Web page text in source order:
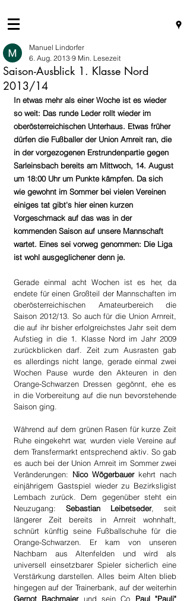
Saison-Ausblick 1. Klasse Nord
2013/14
Manuel Lindorfer
6. Aug. 2013 9 Min. Lesezeit
In etwas mehr als einer Woche ist es wieder
so weit: Das runde Leder rollt wieder im
oberösterreichischen Unterhaus. Etwas früher
dürfen die Fußballer der Union Arnreit ran, die
in der vorgezogenen Erstrundenpartie gegen
Sarleinsbach bereits am Mittwoch, 14. August
um 18:00 Uhr um Punkte kämpfen. Da sich
wie gewohnt im Sommer bei vielen Vereinen
einiges tat gibt's hier einen kurzen
Vorgeschmack auf das was in der
kommenden Saison auf unsere Mannschaft
wartet. Eines sei vorweg genommen: Die Liga
ist wohl ausgeglichener denn je.
Gerade einmal acht Wochen ist es her, da
endete für einen Großteil der Mannschaften im
oberösterreichischen Amateurbereich die
Saison 2012/13. So auch für die Union Arnreit,
die auf ihr bisher erfolgreichstes Jahr seit dem
Aufstieg in die 1. Klasse Nord im Jahr 2009
zurückblicken darf. Zeit zum Ausrasten gab
es allerdings nicht lange, gerade einmal zwei
Wochen Pause wurde den Akteuren in den
Orange-Schwarzen Dressen gegönnt, ehe es
in die Vorbereitung auf die nun bevorstehende
Saison ging.
Während auf dem grünen Rasen für kurze Zeit
Ruhe eingekehrt war, wurden viele Vereine auf
dem Transfermarkt entsprechend aktiv. So gab
es auch bei der Union Arnreit im Sommer zwei
Veränderungen: Nico Wögerbauer kehrt nach
einjährigem Gastspiel wieder zu Bezirksligist
Lembach zurück. Dem gegenüber steht ein
Neuzugang: Sebastian Leibetseder, seit
längerer Zeit bereits in Arnreit wohnhaft,
schnürt künftig seine Fußballschuhe für die
Orange-Schwarzen. Er kam von unseren
Nachbarn aus Altenfelden und wird als
universell einsetzbarer Spieler sicherlich eine
Verstärkung darstellen. Alles beim Alten blieb
Gernot Bachmaier und sein Co Paul "Pauli"